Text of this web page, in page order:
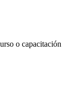
o capacitación